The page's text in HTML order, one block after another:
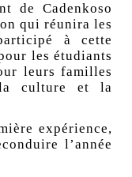
de Cadenkoso
qui réunira les
à cette
les étudiants
leurs familles
culture et la
expérience,
l’année